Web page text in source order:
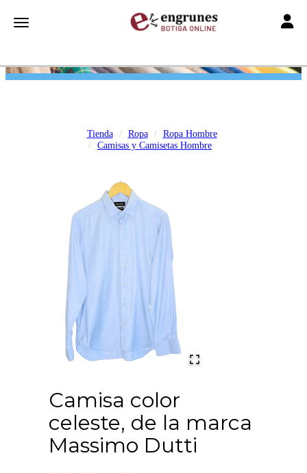
Toggle navigation
Tienda Ropa
Ropa Hombre
Camisas y Camisetas Hombre
Camisa color
celeste, de la marca
Massimo Dutti